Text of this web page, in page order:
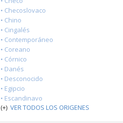
• Checoslovaco
• Chino
• Cingalés
• Contemporáneo
• Coreano
• Córnico
• Danés
• Desconocido
• Egipcio
• Escandinavo
(+) VER TODOS LOS ORIGENES